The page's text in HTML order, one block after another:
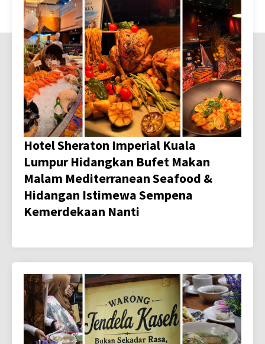
Hotel Sheraton Imperial Kuala
Lumpur Hidangkan Bufet Makan
Malam Mediterranean Seafood &
Hidangan Istimewa Sempena
Kemerdekaan Nanti